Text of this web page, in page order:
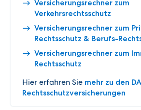
Versicherungsrechner zum
Verkehrsrechtsschutz
Versicherungsrechner zum
Rechtsschutz & Berufs-
Versicherungsrechner zum
Rechtsschutz
Hier erfahren Sie mehr zu den
Rechtsschutzversicherungen